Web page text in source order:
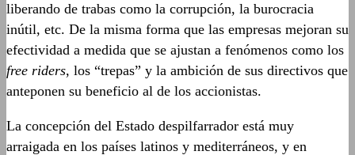
liberando de trabas como la corrupción, la burocracia
inútil, etc. De la misma forma que las empresas mejoran su
efectividad a medida que se ajustan a fenómenos como los
free riders, los “trepas” y la ambición de sus directivos que
anteponen su beneficio al de los accionistas.
La concepción del Estado despilfarrador está muy
arraigada en los países latinos y mediterráneos, y en